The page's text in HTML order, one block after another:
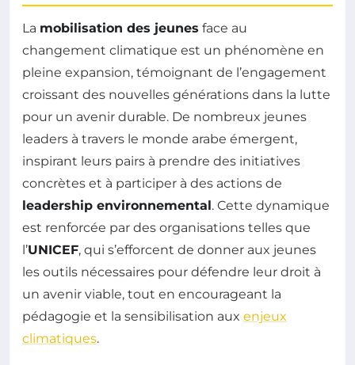
La mobilisation des jeunes face au
changement climatique est un phénomène en
pleine expansion, témoignant de l’engagement
croissant des nouvelles générations dans la lutte
pour un avenir durable. De nombreux jeunes
leaders à travers le monde arabe émergent,
inspirant leurs pairs à prendre des initiatives
concrètes et à participer à des actions de
leadership environnemental. Cette dynamique
est renforcée par des organisations telles que
l’UNICEF, qui s’efforcent de donner aux jeunes
les outils nécessaires pour défendre leur droit à
un avenir viable, tout en encourageant la
pédagogie et la sensibilisation aux enjeux
climatiques.